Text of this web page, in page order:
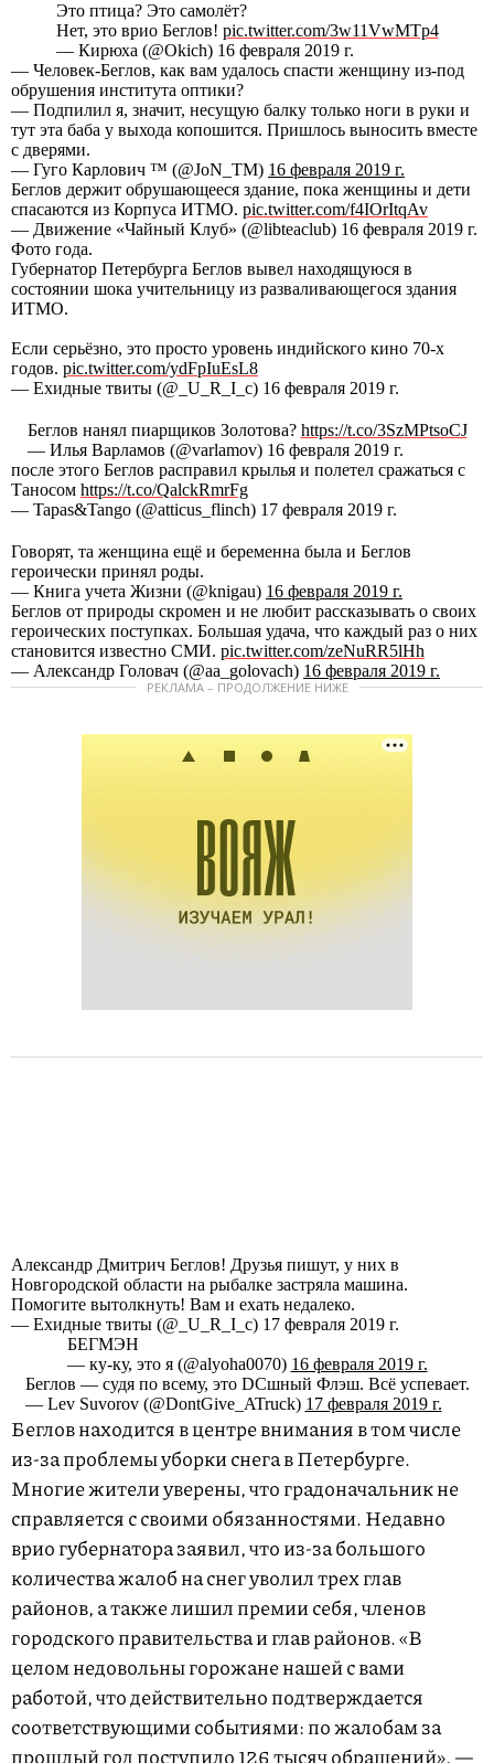
Это птица? Это самолёт?
Нет, это врио Беглов! pic.twitter.com/3w11VwMTp4
— Кирюха (@Okich) 16 февраля 2019 г.
— Человек-Беглов, как вам удалось спасти женщину из-под
обрушения института оптики?
— Подпилил я, значит, несущую балку только ноги в руки и
тут эта баба у выхода копошится. Пришлось выносить вместе
с дверями.
— Гуго Карлович ™ (@JoN_TM) 16 февраля 2019 г.
Беглов держит обрушающееся здание, пока женщины и дети
спасаются из Корпуса ИТМО. pic.twitter.com/f4IOrItqAv
— Движение «Чайный Клуб» (@libteaclub) 16 февраля 2019 г.
Фото года.
Губернатор Петербурга Беглов вывел находящуюся в
состоянии шока учительницу из разваливающегося здания
ИТМО.
Если серьёзно, это просто уровень индийского кино 70-х
годов. pic.twitter.com/ydFpIuEsL8
— Ехидные твиты (@_U_R_I_c) 16 февраля 2019 г.
Беглов нанял пиарщиков Золотова? https://t.co/3SzMPtsoCJ
— Илья Варламов (@varlamov) 16 февраля 2019 г.
после этого Беглов расправил крылья и полетел сражаться с
Таносом https://t.co/QalckRmrFg
— Tapas&Tango (@atticus_flinch) 17 февраля 2019 г.
Говорят, та женщина ещё и беременна была и Беглов
героически принял роды.
— Книга учета Жизни (@knigau) 16 февраля 2019 г.
Беглов от природы скромен и не любит рассказывать о своих
героических поступках. Большая удача, что каждый раз о них
становится известно СМИ. pic.twitter.com/zeNuRR5lHh
— Александр Головач (@aa_golovach) 16 февраля 2019 г.
РЕКЛАМА – ПРОДОЛЖЕНИЕ НИЖЕ
Александр Дмитрич Беглов! Друзья пишут, у них в
Новгородской области на рыбалке застряла машина.
Помогите вытолкнуть! Вам и ехать недалеко.
— Ехидные твиты (@_U_R_I_c) 17 февраля 2019 г.
БЕГМЭН
— ку-ку, это я (@alyoha0070) 16 февраля 2019 г.
Беглов — судя по всему, это DCшный Флэш. Всё успевает.
— Lev Suvorov (@DontGive_ATruck) 17 февраля 2019 г.
Беглов находится в центре внимания в том числе
из-за проблемы уборки снега в Петербурге.
Многие жители уверены, что градоначальник не
справляется с своими обязанностями. Недавно
врио губернатора заявил, что из-за большого
количества жалоб на снег уволил трех глав
районов, а также лишил премии себя, членов
городского правительства и глав районов. «В
целом недовольны горожане нашей с вами
работой, что действительно подтверждается
соответствующими событиями: по жалобам за
прошлый год поступило 126 тысяч обращений», —